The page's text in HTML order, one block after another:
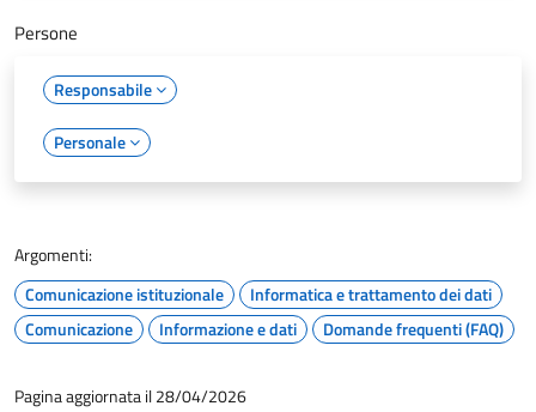
Persone
Responsabile
Personale
Argomenti:
Comunicazione istituzionale
Informatica e trattamento dei dati
Comunicazione
Informazione e dati Domande frequenti (FAQ)
Pagina aggiornata il 28/04/2026